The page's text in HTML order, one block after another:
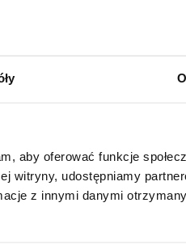
aby oferować funkcje
witryny, udostępniamy
z innymi danymi